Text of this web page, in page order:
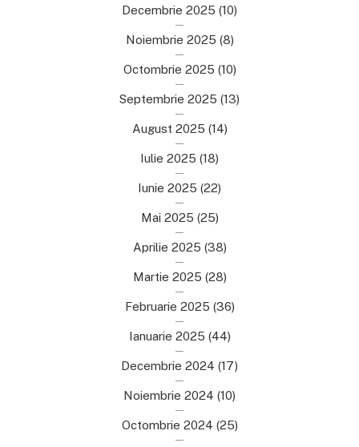
Decembrie 2025 (10)
Noiembrie 2025 (8)
Octombrie 2025 (10)
Septembrie 2025 (13)
August 2025 (14)
Iulie 2025 (18)
Iunie 2025 (22)
Mai 2025 (25)
Aprilie 2025 (38)
Martie 2025 (28)
Februarie 2025 (36)
Ianuarie 2025 (44)
Decembrie 2024 (17)
Noiembrie 2024 (10)
Octombrie 2024 (25)